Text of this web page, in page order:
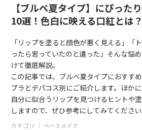
【ブルベ夏タイプ】にぴった
10選！色白に映える口紅とは？
「リップを塗ると顔色が悪く見える」「
ったら思っていたのと違った」そんな悩
けて徹底解説。
この記事では、ブルベ夏タイプにおすす
プラとデパコス別にご紹介します。ほか
自分に似合うリップを見つけるヒントや
しますので、ぜひ参考にしてみてください
カテゴリ ｜ ベースメイク